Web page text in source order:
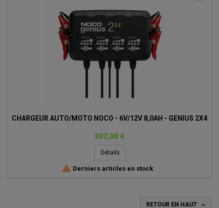
CHARGEUR AUTO/MOTO NOCO - 6V/12V 8,0AH - GENIUS 2X4
Prix
207,00 €
Détails
 Derniers articles en stock
RETOUR EN HAUT 